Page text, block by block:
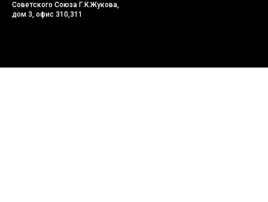
Советского Союза Г.К.Жукова,
дом 3, офис 310,311